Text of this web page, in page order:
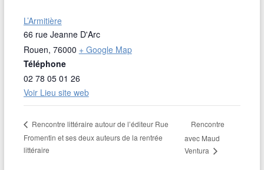
L’Armitière
66 rue Jeanne D'Arc
Rouen, 76000 + Google Map
Téléphone
02 78 05 01 26
Voir Lieu site web
Rencontre littéraire autour de l’éditeur Rue
Fromentin et ses deux auteurs de la rentrée
littéraire
Rencontre
avec Maud
Ventura